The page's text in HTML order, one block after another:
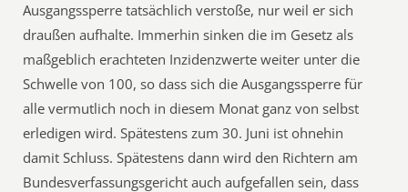
Ausgangssperre tatsächlich verstoße, nur weil er sich
draußen aufhalte. Immerhin sinken die im Gesetz als
maßgeblich erachteten Inzidenzwerte weiter unter die
Schwelle von 100, so dass sich die Ausgangssperre für
alle vermutlich noch in diesem Monat ganz von selbst
erledigen wird. Spätestens zum 30. Juni ist ohnehin
damit Schluss. Spätestens dann wird den Richtern am
Bundesverfassungsgericht auch aufgefallen sein, dass